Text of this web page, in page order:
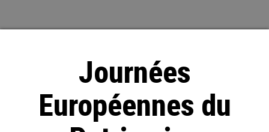
Journées
Européennes du